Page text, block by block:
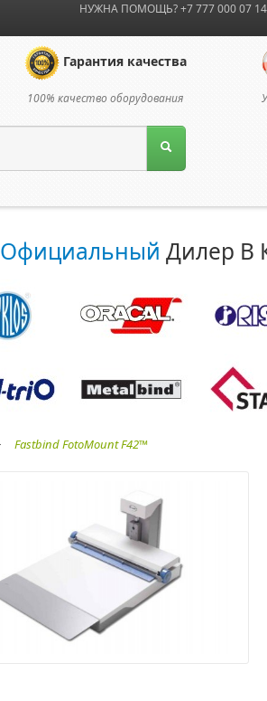
НУЖНА ПОМОЩЬ? +7 777 000 07 14
Гарантия качества
100% качество оборудования
Официальный Дилер В
Fastbind FotoMount F42™